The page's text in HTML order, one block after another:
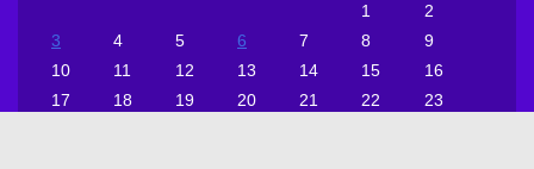
1
2
3
4 5 6 7 8
9
10
11 12 13 14 15
16
17
18 19 20 21 22
23